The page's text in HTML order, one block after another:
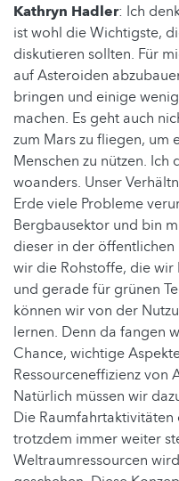
Kathryn Hadler: Ich
ist wohl die Wichtigste,
diskutieren sollten. Für
auf Asteroiden
bringen und einige
machen. Es geht auch
zum Mars zu fliegen, um
Menschen zu nützen.
woanders. Unser
Erde viele Probleme
Bergbausektor und bin
dieser in der
wir die Rohstoffe, die
und gerade für grünen
können wir von der
lernen. Denn da fangen
Chance, wichtige
Ressourceneffizienz von
Natürlich müssen wir
Die
trotzdem immer weiter
Weltraumressourcen